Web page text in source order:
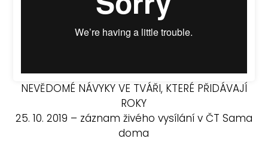
NEVĚDOMÉ NÁVYKY VE TVÁŘI, KTERÉ PŘIDÁVAJÍ
ROKY
25. 10. 2019 – záznam živého vysílání v ČT Sama
doma